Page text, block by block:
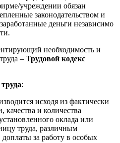
учреждении обязан
законодательством и
деньги независимо
необходимость и
– Трудовой кодекс
:
исходя из фактически
качества и количества
оклада или
труда, различным
за работу в особых